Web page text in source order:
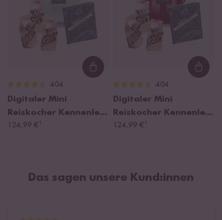
Loading...
404
Digitaler Mini
Reiskocher Kennenlern
Set
124,99 € ¹
404
Digitaler Mini
Reiskocher Kennenlern
Set
124,99 € ¹
Das sagen unsere Kund:innen